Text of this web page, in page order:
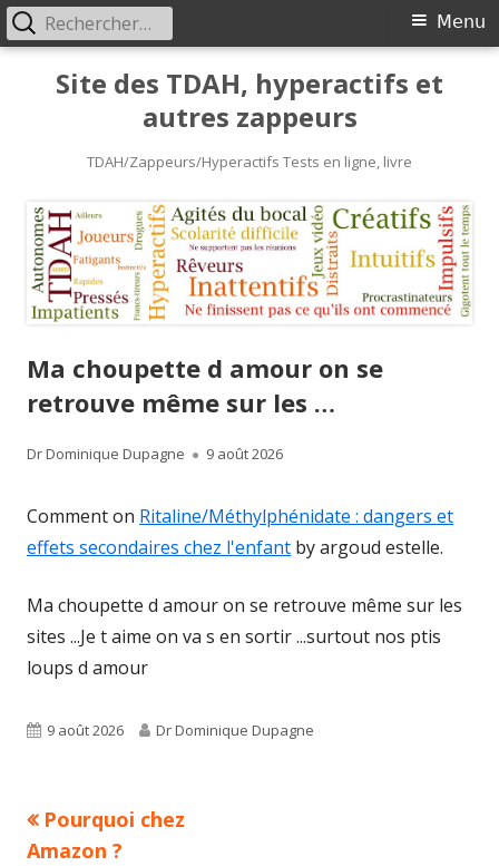
Site des TDAH, hyperactifs et
autres zappeurs
TDAH/Zappeurs/Hyperactifs Tests en ligne, livre
Primary
Menu
Menu
Rechercher :
Ma choupette d amour on se
retrouve même sur les …
Author
Dr Dominique Dupagne
Published
9 août 2026
Comment on Ritaline/Méthylphénidate : dangers et
effets secondaires chez l'enfant by argoud estelle.
Ma choupette d amour on se retrouve même sur les
sites ...Je t aime on va s en sortir ...surtout nos ptis
loups d amour
Published
9 août 2026 Author
Dr Dominique Dupagne
Navigation
Previous
article:
Pourquoi chez
Amazon ?